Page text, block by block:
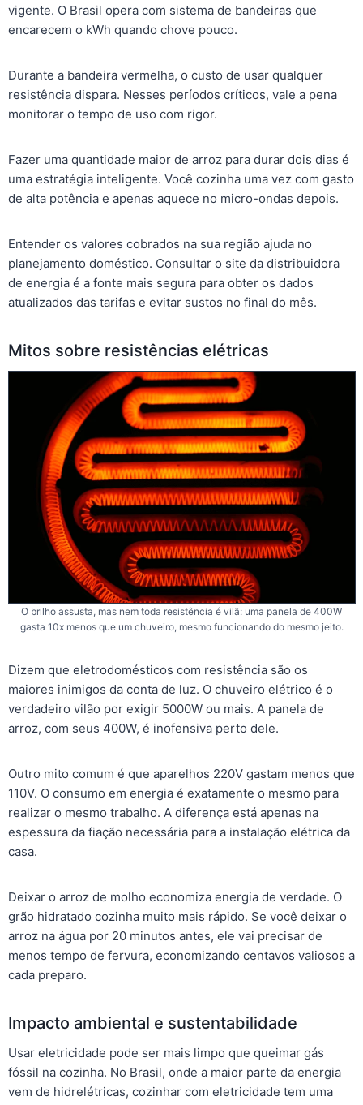
vigente. O Brasil opera com sistema de bandeiras que
encarecem o kWh quando chove pouco.
Durante a bandeira vermelha, o custo de usar qualquer
resistência dispara. Nesses períodos críticos, vale a pena
monitorar o tempo de uso com rigor.
Fazer uma quantidade maior de arroz para durar dois dias é
uma estratégia inteligente. Você cozinha uma vez com gasto
de alta potência e apenas aquece no micro-ondas depois.
Entender os valores cobrados na sua região ajuda no
planejamento doméstico. Consultar o site da distribuidora
de energia é a fonte mais segura para obter os dados
atualizados das tarifas e evitar sustos no final do mês.
Mitos sobre resistências elétricas
O brilho assusta, mas nem toda resistência é vilã: uma panela de 400W
gasta 10x menos que um chuveiro, mesmo funcionando do mesmo jeito.
Dizem que eletrodomésticos com resistência são os
maiores inimigos da conta de luz. O chuveiro elétrico é o
verdadeiro vilão por exigir 5000W ou mais. A panela de
arroz, com seus 400W, é inofensiva perto dele.
Outro mito comum é que aparelhos 220V gastam menos que
110V. O consumo em energia é exatamente o mesmo para
realizar o mesmo trabalho. A diferença está apenas na
espessura da fiação necessária para a instalação elétrica da
casa.
Deixar o arroz de molho economiza energia de verdade. O
grão hidratado cozinha muito mais rápido. Se você deixar o
arroz na água por 20 minutos antes, ele vai precisar de
menos tempo de fervura, economizando centavos valiosos a
cada preparo.
Impacto ambiental e sustentabilidade
Usar eletricidade pode ser mais limpo que queimar gás
fóssil na cozinha. No Brasil, onde a maior parte da energia
vem de hidrelétricas, cozinhar com eletricidade tem uma